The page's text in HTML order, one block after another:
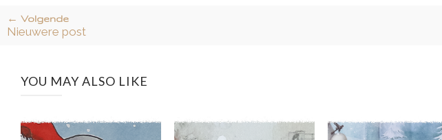
← Volgende
Nieuwere post
YOU MAY ALSO LIKE